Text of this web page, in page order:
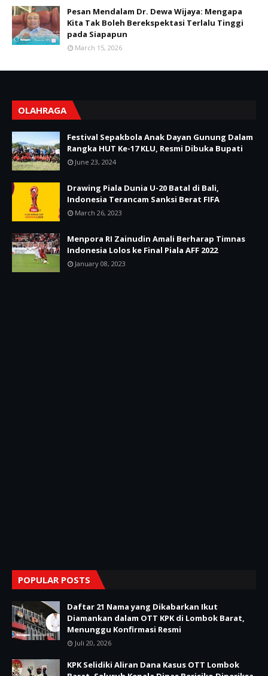
Pesan Mendalam Dr. Dewa Wijaya: Mengapa
Kita Tak Boleh Berekspektasi Terlalu Tinggi
pada Siapapun
March 15, 2026
OLAHRAGA
Festival Sepakbola Anak Dayan Gunung Dalam
Rangka HUT Ke-17 KLU, Resmi Dibuka Bupati
June 23, 2024
Drawing Piala Dunia U-20 Batal di Bali,
Indonesia Terancam Sanksi Berat FIFA
March 26, 2023
Menpora RI Zainudin Amali Berharap Timnas
Indonesia Lolos ke Final Piala AFF 2022
January 08, 2023
POPULAR POSTS
Daftar 21 Nama yang Dikabarkan Ikut
Diamankan dalam OTT KPK di Lombok Barat,
Menunggu Konfirmasi Resmi
Juli 20, 2026
KPK Selidiki Aliran Dana Kasus OTT Lombok